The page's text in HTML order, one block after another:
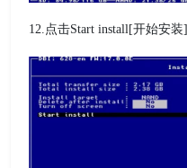
12.点击Start install[开始安装]